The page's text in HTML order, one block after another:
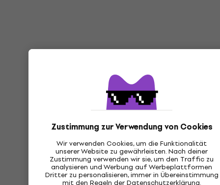
Zustimmung zur Verwendung von Cookies
Wir verwenden Cookies, um die Funktionalität
unserer Website zu gewährleisten. Nach deiner
Zustimmung verwenden wir sie, um den Traffic zu
analysieren und Werbung auf Werbeplattformen
Dritter zu personalisieren, immer in Übereinstimmung
mit den Regeln derDatenschutzerklärung.